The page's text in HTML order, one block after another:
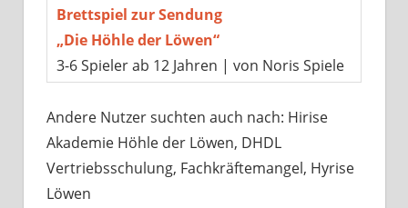
Brettspiel zur Sendung
„Die Höhle der Löwen“
3-6 Spieler ab 12 Jahren | von Noris Spiele
Andere Nutzer suchten auch nach: Hirise
Akademie Höhle der Löwen, DHDL
Vertriebsschulung, Fachkräftemangel, Hyrise
Löwen